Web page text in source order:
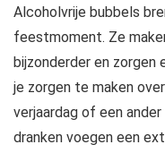
Alcoholvrije bubbels
feestmoment. Ze
bijzonderder en
je zorgen te maken
verjaardag of een
dranken voegen een